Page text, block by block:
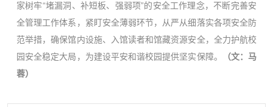
家树牢“堵漏洞、补短板、强弱项”的安全工作理念，不断完善安
全管理工作体系，紧盯安全薄弱环节，从严从细落实各项安全防
范举措，确保馆内设施、入馆读者和馆藏资源安全，全力护航校
园安全稳定大局，为建设平安和谐校园提供坚实保障。
（文：马
蓉）